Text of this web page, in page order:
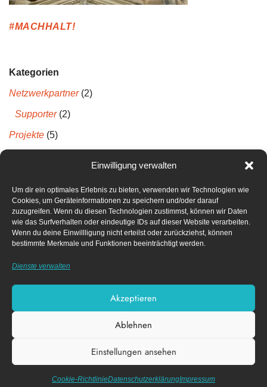
Einwilligung verwalten
Um dir ein optimales Erlebnis zu bieten, verwenden wir Technologien wie
Cookies, um Geräteinformationen zu speichern und/oder darauf
zuzugreifen. Wenn du diesen Technologien zustimmst, können wir Daten
wie das Surfverhalten oder eindeutige IDs auf dieser Website verarbeiten.
Wenn du deine Einwillligung nicht erteilst oder zurückziehst, können
bestimmte Merkmale und Funktionen beeinträchtigt werden.
Dienste verwalten
Akzeptieren
Ablehnen
Einstellungen ansehen
Cookie-RichtlinieDatenschutz­erklärungImpressum
#MACHHALT!
Kategorien
Netzwerkpartner(2)
Supporter(2)
Projekte (5)
Neueste Kommentare
Archiv
Impressum
Cookie-Richtlinie (EU)
© FACK e.V.| Design vonNico Schmidt
Diese Webseite nutzt funktionale Cookies.
X
Akzeptieren
Datenschutzerklärung